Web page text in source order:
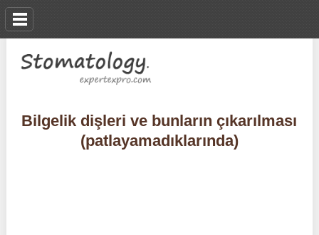
Bilgelik dişleri ve bunların çıkarılması
(patlayamadıklarında)